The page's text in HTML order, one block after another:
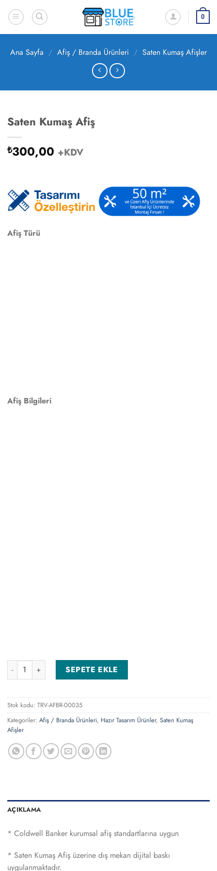
atla
0
Ana Sayfa / Afiş / Branda Ürünleri / Saten Kumaş Afişler
Saten Kumaş Afiş
₺300,00 +KDV
Afiş Türü
Afiş Bilgileri
Saten Kumaş Afiş adetSEPETE EKLE
Stok kodu: TRV-AFBR-00035
Kategoriler: Afiş / Branda Ürünleri, Hazır Tasarım Ürünler, Saten Kumaş
Afişler
AÇIKLAMA
* Coldwell Banker kurumsal afiş standartlarına uygun
* Saten Kumaş Afiş üzerine dış mekan dijital baskı
uygulanmaktadır.